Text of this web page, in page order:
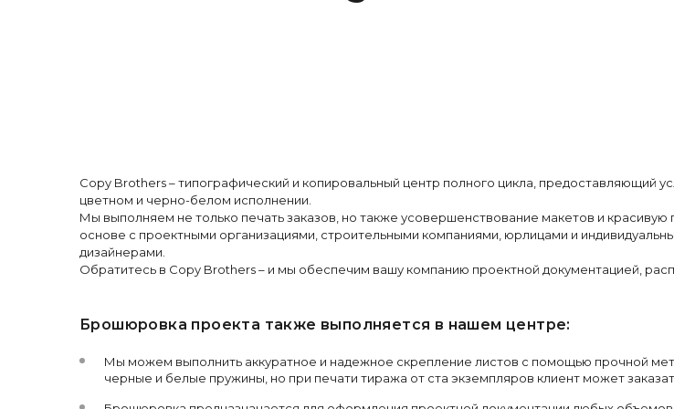
Copy Brothers – типографический и копировальный центр полного цикла,
цветном и черно-белом исполнении.
Мы выполняем не только печать заказов, но также усовершенствование макетов и
основе с проектными организациями, строительными компаниями, юрлицами и
дизайнерами.
Обратитесь в Copy Brothers – и мы обеспечим вашу компанию проектной документацией,
Брошюровка проекта также выполняется в нашем центре:
Мы можем выполнить аккуратное и надежное скрепление листов с помощью прочной
черные и белые пружины, но при печати тиража от ста экземпляров клиент может